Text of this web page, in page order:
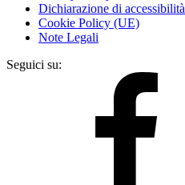
Dichiarazione di accessibilità
Cookie Policy (UE)
Note Legali
Seguici su: